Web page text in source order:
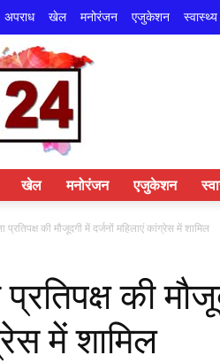
अपराध खेल मनोरंजन एजुकेशन स्वास्थ्य
खेल मनोरंजन एजुकेशन
प्रतिपक्ष की मौजूदगी में दर्जनों महिलाएं कांग्रेस में शामिल
प्रतिपक्ष की
में शामिल